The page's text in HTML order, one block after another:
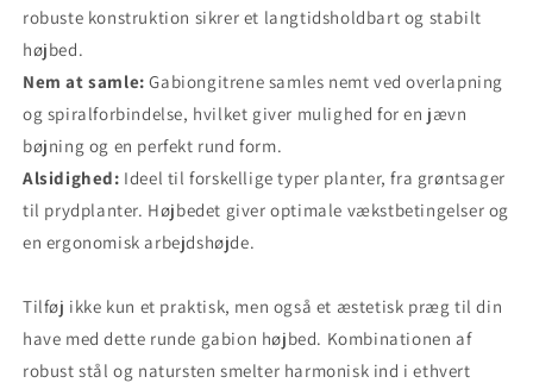
robuste konstruktion sikrer et langtidsholdbart og stabilt
højbed.
Nem at samle: Gabiongitrene samles nemt ved overlapning
og spiralforbindelse, hvilket giver mulighed for en jævn
bøjning og en perfekt rund form.
Alsidighed: Ideel til forskellige typer planter, fra grøntsager
til prydplanter. Højbedet giver optimale vækstbetingelser og
en ergonomisk arbejdshøjde.
Tilføj ikke kun et praktisk, men også et æstetisk præg til din
have med dette runde gabion højbed. Kombinationen af ​​
robust stål og natursten smelter harmonisk ind i ethvert